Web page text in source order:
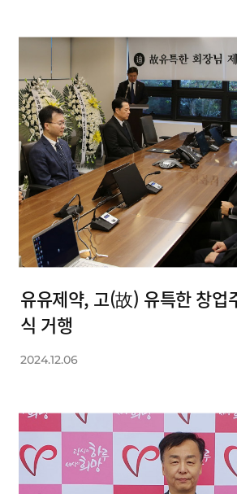
유유제약, 고(故) 유특한 창업
식 거행
2024.12.06